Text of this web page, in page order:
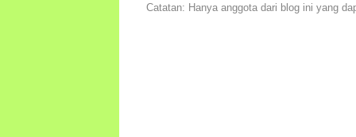
Catatan: Hanya anggota dari blog ini yang